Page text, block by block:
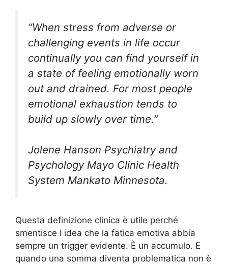
“When stress from adverse or
challenging events in life occur
continually you can find yourself in
a state of feeling emotionally worn
out and drained. For most people
emotional exhaustion tends to
build up slowly over time.”
Jolene Hanson Psychiatry and
Psychology Mayo Clinic Health
System Mankato Minnesota.
Questa definizione clinica è utile perché
smentisce l idea che la fatica emotiva abbia
sempre un trigger evidente. È un accumulo. E
quando una somma diventa problematica non è